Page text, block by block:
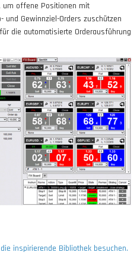
um offene Positionen mit
Gewinnziel-Orders zuschützen
die automatisierte Orderausführung
inspirierende Bibliothek besuchen.